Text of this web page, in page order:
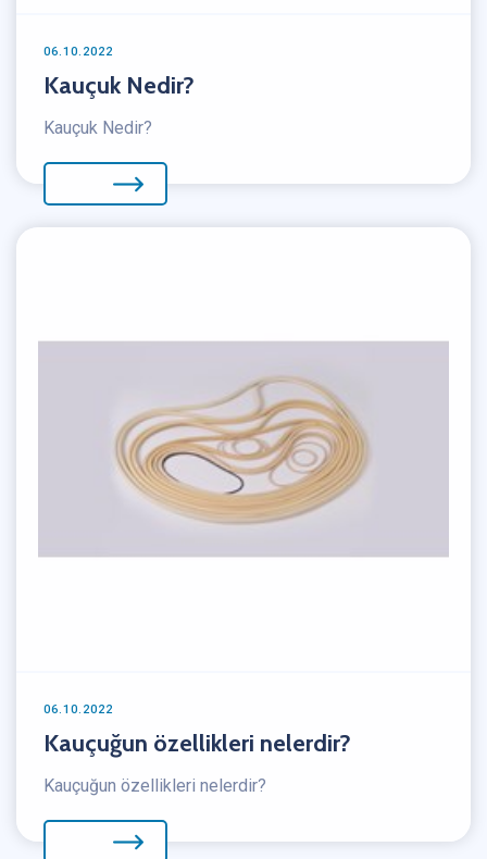
06.10.2022
Kauçuk Nedir?
Kauçuk Nedir?
06.10.2022
Kauçuğun özellikleri nelerdir?
Kauçuğun özellikleri nelerdir?